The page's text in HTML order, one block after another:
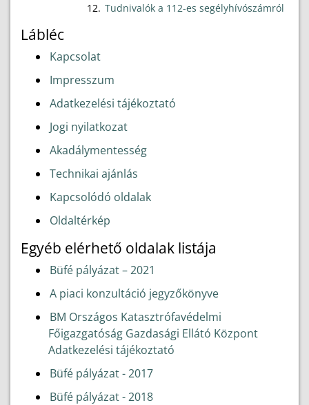
Tudnivalók a 112-es segélyhívószámról
Lábléc
Kapcsolat
Impresszum
Adatkezelési tájékoztató
Jogi nyilatkozat
Akadálymentesség
Technikai ajánlás
Kapcsolódó oldalak
Oldaltérkép
Egyéb elérhető oldalak listája
Büfé pályázat – 2021
A piaci konzultáció jegyzőkönyve
BM Országos Katasztrófavédelmi
Főigazgatóság Gazdasági Ellátó Központ
Adatkezelési tájékoztató
Büfé pályázat - 2017
Büfé pályázat - 2018